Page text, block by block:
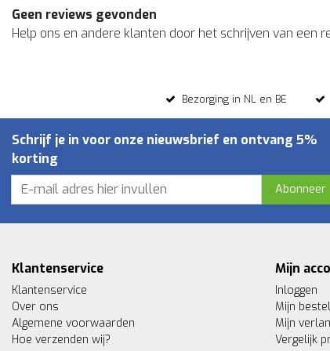
Geen reviews gevonden
Help ons en andere klanten door het schrijven van een
Bezorging in NL en BE
Schrijf je in voor onze nieuwsbrief en ontvang 5%
korting
Abonneer
Klantenservice
Klantenservice
Over ons
Algemene voorwaarden
Hoe verzenden wij?
Mijn
Inloggen
Mijn
Mijn
Vergelijk